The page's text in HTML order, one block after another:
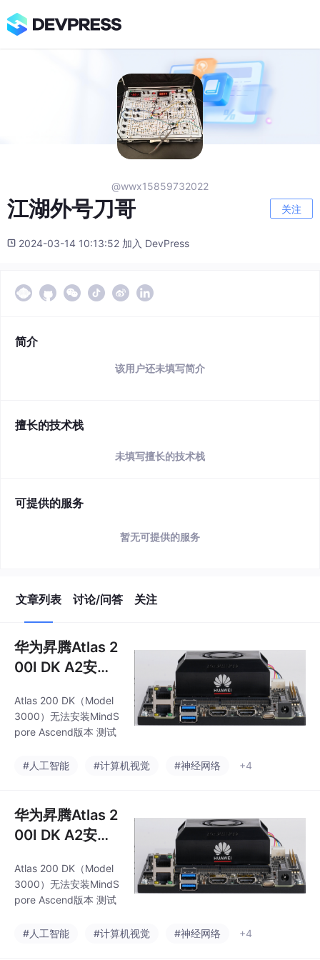
@wwx15859732022
江湖外号刀哥 关注
2024-03-14 10:13:52 加入 DevPress
简介
该用户还未填写简介
擅长的技术栈
未填写擅长的技术栈
可提供的服务
暂无可提供的服务
文章列表 讨论/问答 关注
华为昇腾Atlas 2
00I DK A2安装
Atlas 200 DK（Model
3000）无法安装MindS
pore Ascend版本 测试
#人工智能 #计算机视觉 #神经网络 +4
华为昇腾Atlas 2
00I DK A2安装
Atlas 200 DK（Model
3000）无法安装MindS
pore Ascend版本 测试
#人工智能 #计算机视觉 #神经网络 +4